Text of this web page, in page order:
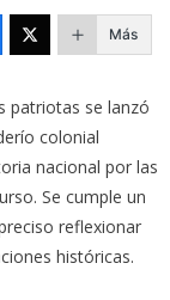
Más
patriotas se lanzó
colonial
nacional por las
Se cumple un
reflexionar
históricas.